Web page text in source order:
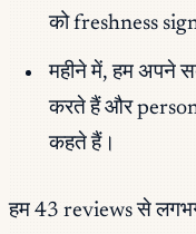
को freshness
महीने में, हम अपने
करते हैं और
कहते हैं।
हम 43 reviews से